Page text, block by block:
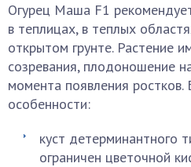
Огурец Маша F1
в теплицах, в теплых
открытом грунте. Растение
созревания, плодоношение
момента появления ростков.
особенности:
куст детерминантного
ограничен цветочной